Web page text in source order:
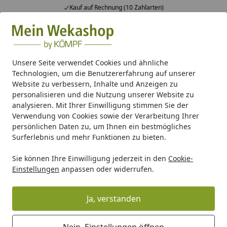
Unsere Seite verwendet Cookies und ähnliche
Technologien, um die Benutzererfahrung auf unserer
Website zu verbessern, Inhalte und Anzeigen zu
personalisieren und die Nutzung unserer Website zu
analysieren. Mit Ihrer Einwilligung stimmen Sie der
Verwendung von Cookies sowie der Verarbeitung Ihrer
persönlichen Daten zu, um Ihnen ein bestmögliches
Surferlebnis und mehr Funktionen zu bieten.
Sie können Ihre Einwilligung jederzeit in den Cookie-
Einstellungen anpassen oder widerrufen.
Ja, verstanden
Kauf auf Rechnung (10 Zahlarten)
Alle Produkte
Mein Konto
Suchen
Startseite
FAQ - Teillieferung
Teillieferung
Warum wird meine Bestellung aufgeteilt?
Lieferungen aufgeteilt. Dies ist manchmal aufgrund
unterschiedlicher Größen, unterschiedlicher Verfügbarkeit
etc. erforderlich.
Kann ich alle Produkte in einer Bestellung